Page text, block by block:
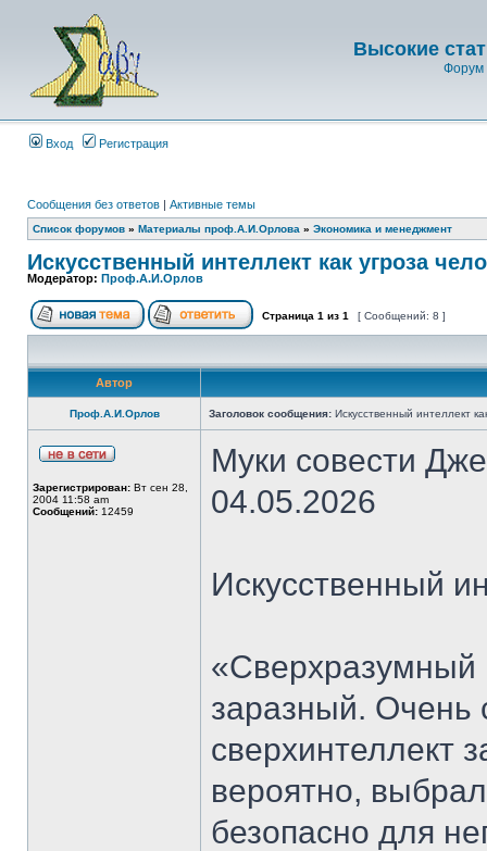
Высокие
Форум
Вход Регистрация
Сообщения без ответов | Активные темы
Список форумов » Материалы проф.А.И.Орлова » Экономика и менеджмент
Искусственный интеллект как угроза
Модератор: Проф.А.И.Орлов
Страница 1 из 1 [ Сообщений: 8 ]
Автор
Проф.А.И.Орлов Заголовок сообщения: Искусственный интеллект
Зарегистрирован: Вт сен 28,
2004 11:58 am
Сообщений: 12459
Муки совести
04.05.2026
Искусственный
«Сверхразумный
заразный.
сверхинтеллект
вероятно,
безопасно для